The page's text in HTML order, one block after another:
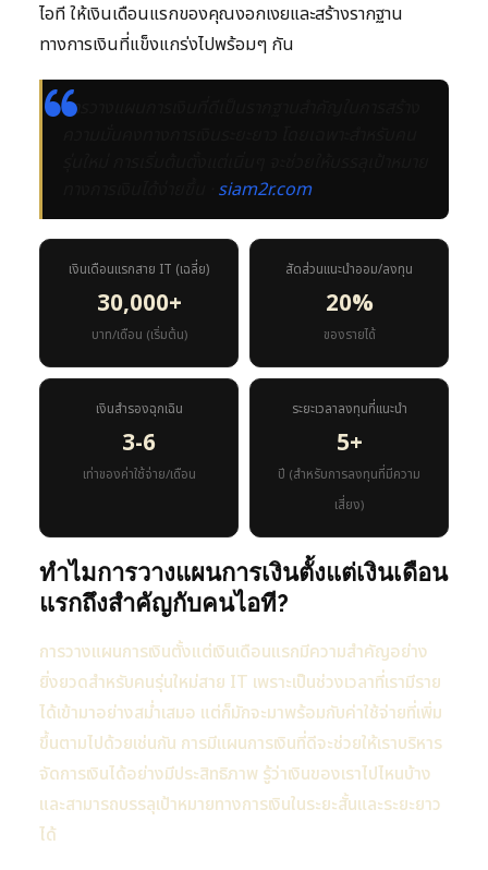
ไอที ให้เงินเดือนแรกของคุณงอกเงยและสร้างรากฐาน
ทางการเงินที่แข็งแกร่งไปพร้อมๆ กัน
การวางแผนการเงินที่ดีเป็นรากฐานสำคัญในการสร้าง
siam2r.com
เงินเดือนแรกสาย IT (เฉลี่ย)
30,000+
บาท/เดือน (เริ่มต้น)
สัดส่วนแนะนำออม/ลงทุน
20%
ของรายได้
เงินสำรองฉุกเฉิน
3-6
เท่าของค่าใช้จ่าย/เดือน
ระยะเวลาลงทุนที่แนะนำ
5+
ปี (สำหรับการลงทุนที่มีความ
เสี่ยง)
ทำไมการวางแผนการเงินตั้งแต่เงินเดือน
แรกถึงสำคัญกับคนไอที?
การวางแผนการเงินตั้งแต่เงินเดือนแรกมีความสำคัญอย่าง
ยิ่งยวดสำหรับคนรุ่นใหม่สาย IT เพราะเป็นช่วงเวลาที่เรามีราย
ได้เข้ามาอย่างสม่ำเสมอ แต่ก็มักจะมาพร้อมกับค่าใช้จ่ายที่เพิ่ม
ขึ้นตามไปด้วยเช่นกัน การมีแผนการเงินที่ดีจะช่วยให้เราบริหาร
จัดการเงินได้อย่างมีประสิทธิภาพ รู้ว่าเงินของเราไปไหนบ้าง
และสามารถบรรลุเป้าหมายทางการเงินในระยะสั้นและระยะยาว
ได้